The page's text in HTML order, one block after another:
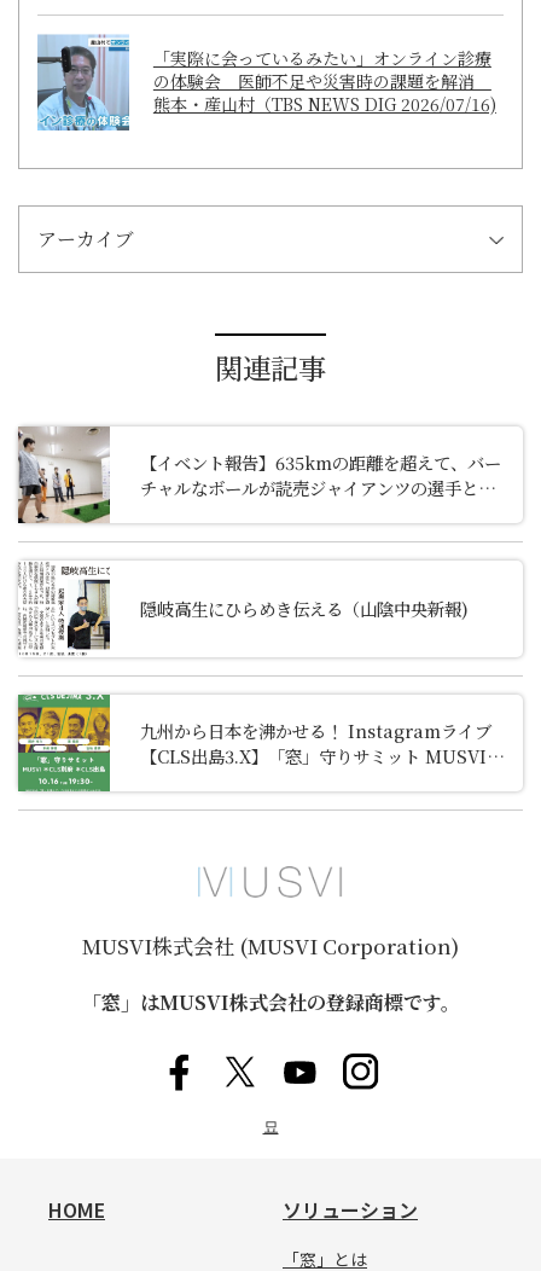
「実際に会っているみたい」オンライン診療
の体験会 医師不足や災害時の課題を解消
熊本・産山村（TBS NEWS DIG 2026/07/16)
アーカイブ
関連記事
【イベント報告】635kmの距離を超えて、バー
チャルなボールが読売ジャイアンツの選手と子
隠岐高生にひらめき伝える（山陰中央新報)
九州から日本を沸かせる！ Instagramライブ
【CLS出島3.X】「窓」守りサミット MUSVI＊
MUSVI株式会社 (MUSVI Corporation)
「窓」はMUSVI株式会社の登録商標です。
묘
HOME ソリューション
「窓」とは